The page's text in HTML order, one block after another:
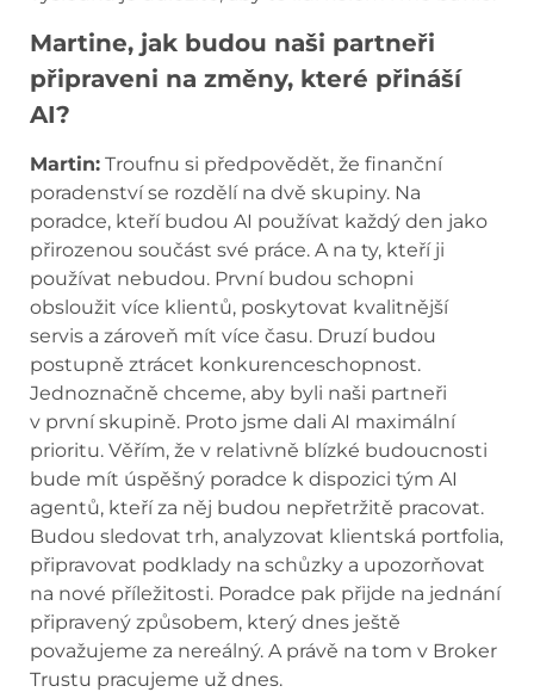
Martine, jak budou naši partneři
připraveni na změny, které přináší
AI?
Martin: Troufnu si předpovědět, že finanční
poradenství se rozdělí na dvě skupiny. Na
poradce, kteří budou AI používat každý den jako
přirozenou součást své práce. A na ty, kteří ji
používat nebudou. První budou schopni
obsloužit více klientů, poskytovat kvalitnější
servis a zároveň mít více času. Druzí budou
postupně ztrácet konkurenceschopnost.
Jednoznačně chceme, aby byli naši partneři
v první skupině. Proto jsme dali AI maximální
prioritu. Věřím, že v relativně blízké budoucnosti
bude mít úspěšný poradce k dispozici tým AI
agentů, kteří za něj budou nepřetržitě pracovat.
Budou sledovat trh, analyzovat klientská portfolia,
připravovat podklady na schůzky a upozorňovat
na nové příležitosti. Poradce pak přijde na jednání
připravený způsobem, který dnes ještě
považujeme za nereálný. A právě na tom v Broker
Trustu pracujeme už dnes.